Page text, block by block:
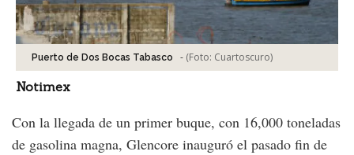
Puerto de Dos Bocas Tabasco - (Foto: Cuartoscuro)
Notimex
Con la llegada de un primer buque, con 16,000 toneladas
de gasolina magna, Glencore inauguró el pasado fin de